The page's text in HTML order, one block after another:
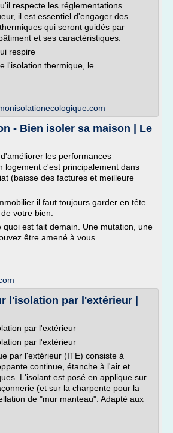
respecte les réglementations
il est essentiel d'engager des
qui seront guidés par
et ses caractéristiques.
respire
l'isolation thermique, le...
- Bien isoler sa maison | Le
les performances
logement c'est principalement dans
(baisse des factures et meilleure
il faut toujours garder en tête
votre bien.
quoi est fait demain. Une mutation, une
être amené à vous...
l'isolation par l'extérieur |
par l'extérieur
par l'extérieur
par l'extérieur (ITE) consiste à
continue, étanche à l'air et
L'isolant est posé en applique sur
(et sur la charpente pour la
de "mur manteau". Adapté aux